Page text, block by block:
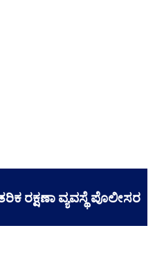
ರಕ್ಷಣಾ ವ್ಯವಸ್ಥೆ ಪೊಲೀಸರ